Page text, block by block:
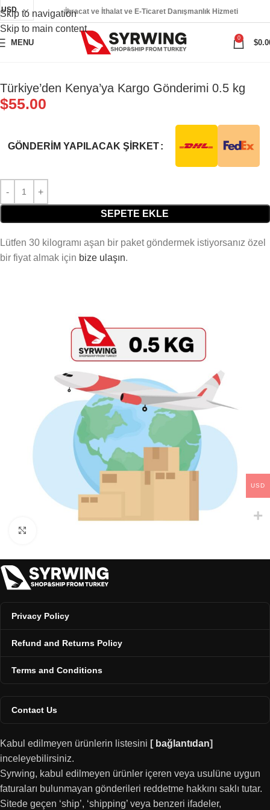
Skip to navigation
Skip to main content
USD İhracat ve İthalat ve E-Ticaret Danışmanlık Hizmeti
MENU
0
$
Türkiye’den Kenya’ya Kargo Gönderimi 0.5 kg
$55.00
GÖNDERIM YAPILACAK ŞIRKET
SEPETE EKLE
Lütfen 30 kilogramı aşan bir paket göndermek istiyorsanız özel
bir fiyat almak için bize ulaşın.
Privacy Policy
Refund and Returns Policy
Terms and Conditions
Contact Us
Kabul edilmeyen ürünlerin listesini [ bağlantıdan]
inceleyebilirsiniz.
Syrwing, kabul edilmeyen ürünler içeren veya usulüne uygun
faturaları bulunmayan gönderileri reddetme hakkını saklı tutar.
Sitede geçen ‘ship’, ‘shipping’ veya benzeri ifadeler,
USD